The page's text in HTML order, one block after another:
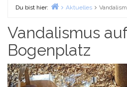
Du bist hier:
Aktuelles
Vandalismus
Bogenplatz